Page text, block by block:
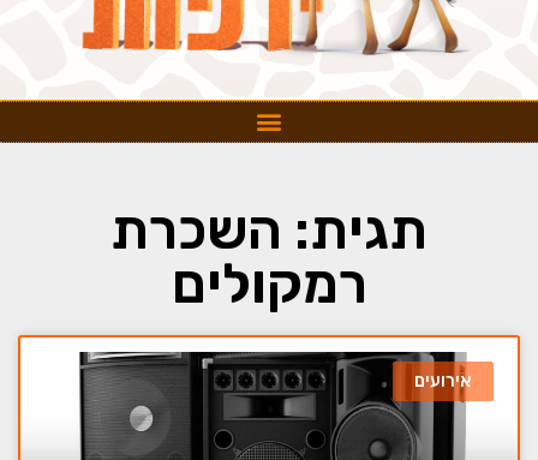
תגית: השכרת
רמקולים
אירועים